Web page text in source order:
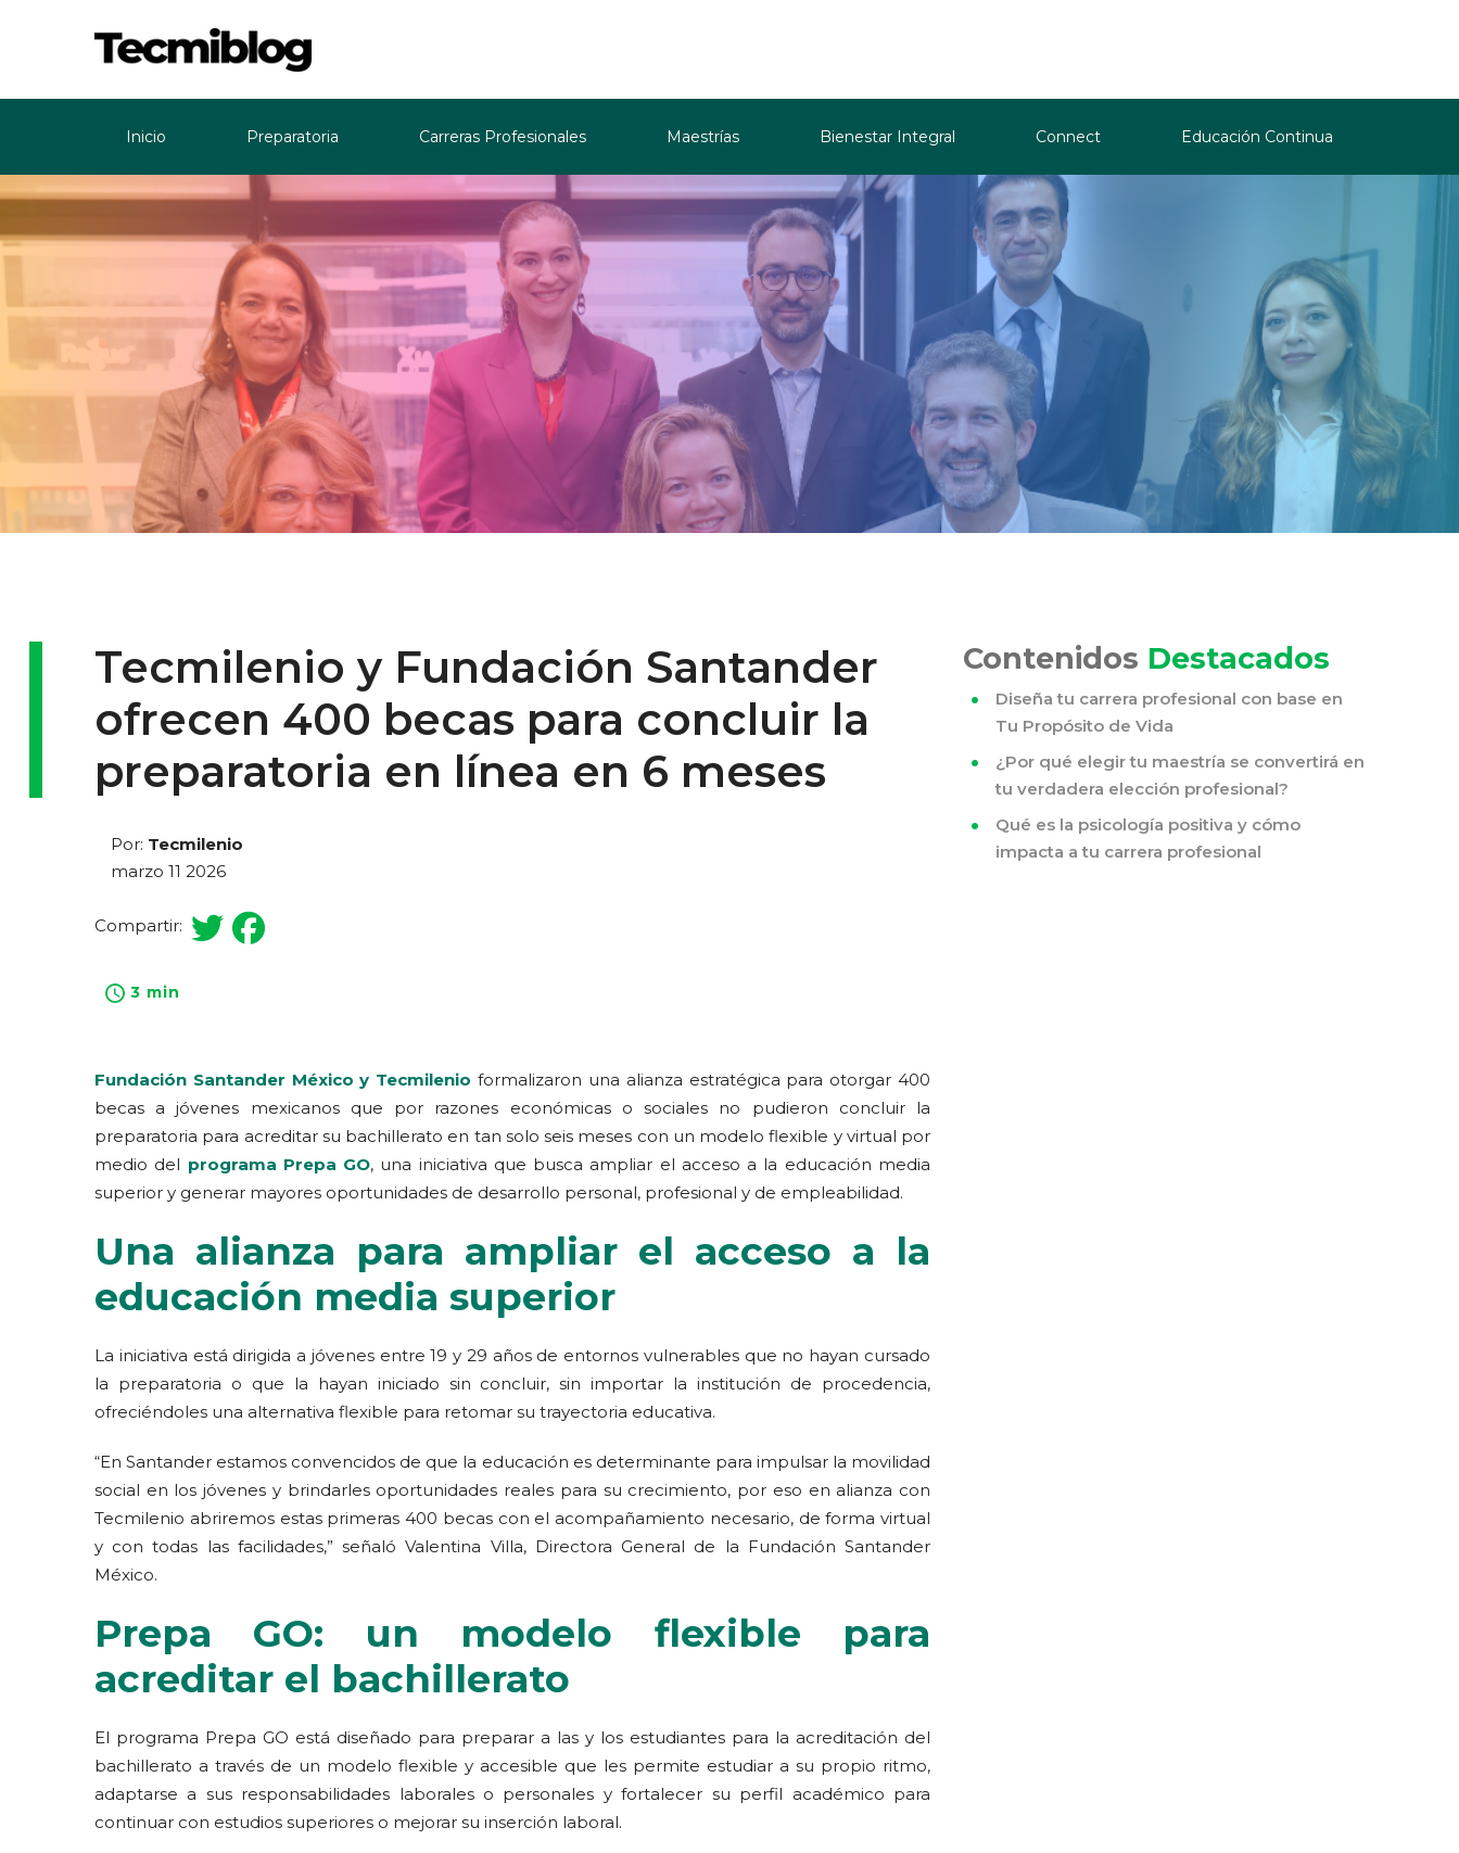
Inicio Preparatoria Carreras Profesionales Maestrías Bienestar Integral Connect Educación Continua
Tecmilenio y Fundación Santander
ofrecen 400 becas para concluir la
preparatoria en línea en 6 meses
Por: Tecmilenio
marzo 11 2026
Compartir:
3 min
Fundación Santander México y Tecmilenio formalizaron una alianza estratégica para otorgar 400
becas a jóvenes mexicanos que por razones económicas o sociales no pudieron concluir la
preparatoria para acreditar su bachillerato en tan solo seis meses con un modelo flexible y virtual por
medio del programa Prepa GO, una iniciativa que busca ampliar el acceso a la educación media
superior y generar mayores oportunidades de desarrollo personal, profesional y de empleabilidad.
Una alianza para ampliar el acceso a la
educación media superior
La iniciativa está dirigida a jóvenes entre 19 y 29 años de entornos vulnerables que no hayan cursado
la preparatoria o que la hayan iniciado sin concluir, sin importar la institución de procedencia,
ofreciéndoles una alternativa flexible para retomar su trayectoria educativa.
“En Santander estamos convencidos de que la educación es determinante para impulsar la movilidad
social en los jóvenes y brindarles oportunidades reales para su crecimiento, por eso en alianza con
Tecmilenio abriremos estas primeras 400 becas con el acompañamiento necesario, de forma virtual
y con todas las facilidades,” señaló Valentina Villa, Directora General de la Fundación Santander
México.
Prepa GO: un modelo flexible para
acreditar el bachillerato
El programa Prepa GO está diseñado para preparar a las y los estudiantes para la acreditación del
bachillerato a través de un modelo flexible y accesible que les permite estudiar a su propio ritmo,
adaptarse a sus responsabilidades laborales o personales y fortalecer su perfil académico para
continuar con estudios superiores o mejorar su inserción laboral.
Contenidos Destacados
Diseña tu carrera profesional con base en
Tu Propósito de Vida
¿Por qué elegir tu maestría se convertirá en
tu verdadera elección profesional?
Qué es la psicología positiva y cómo
impacta a tu carrera profesional